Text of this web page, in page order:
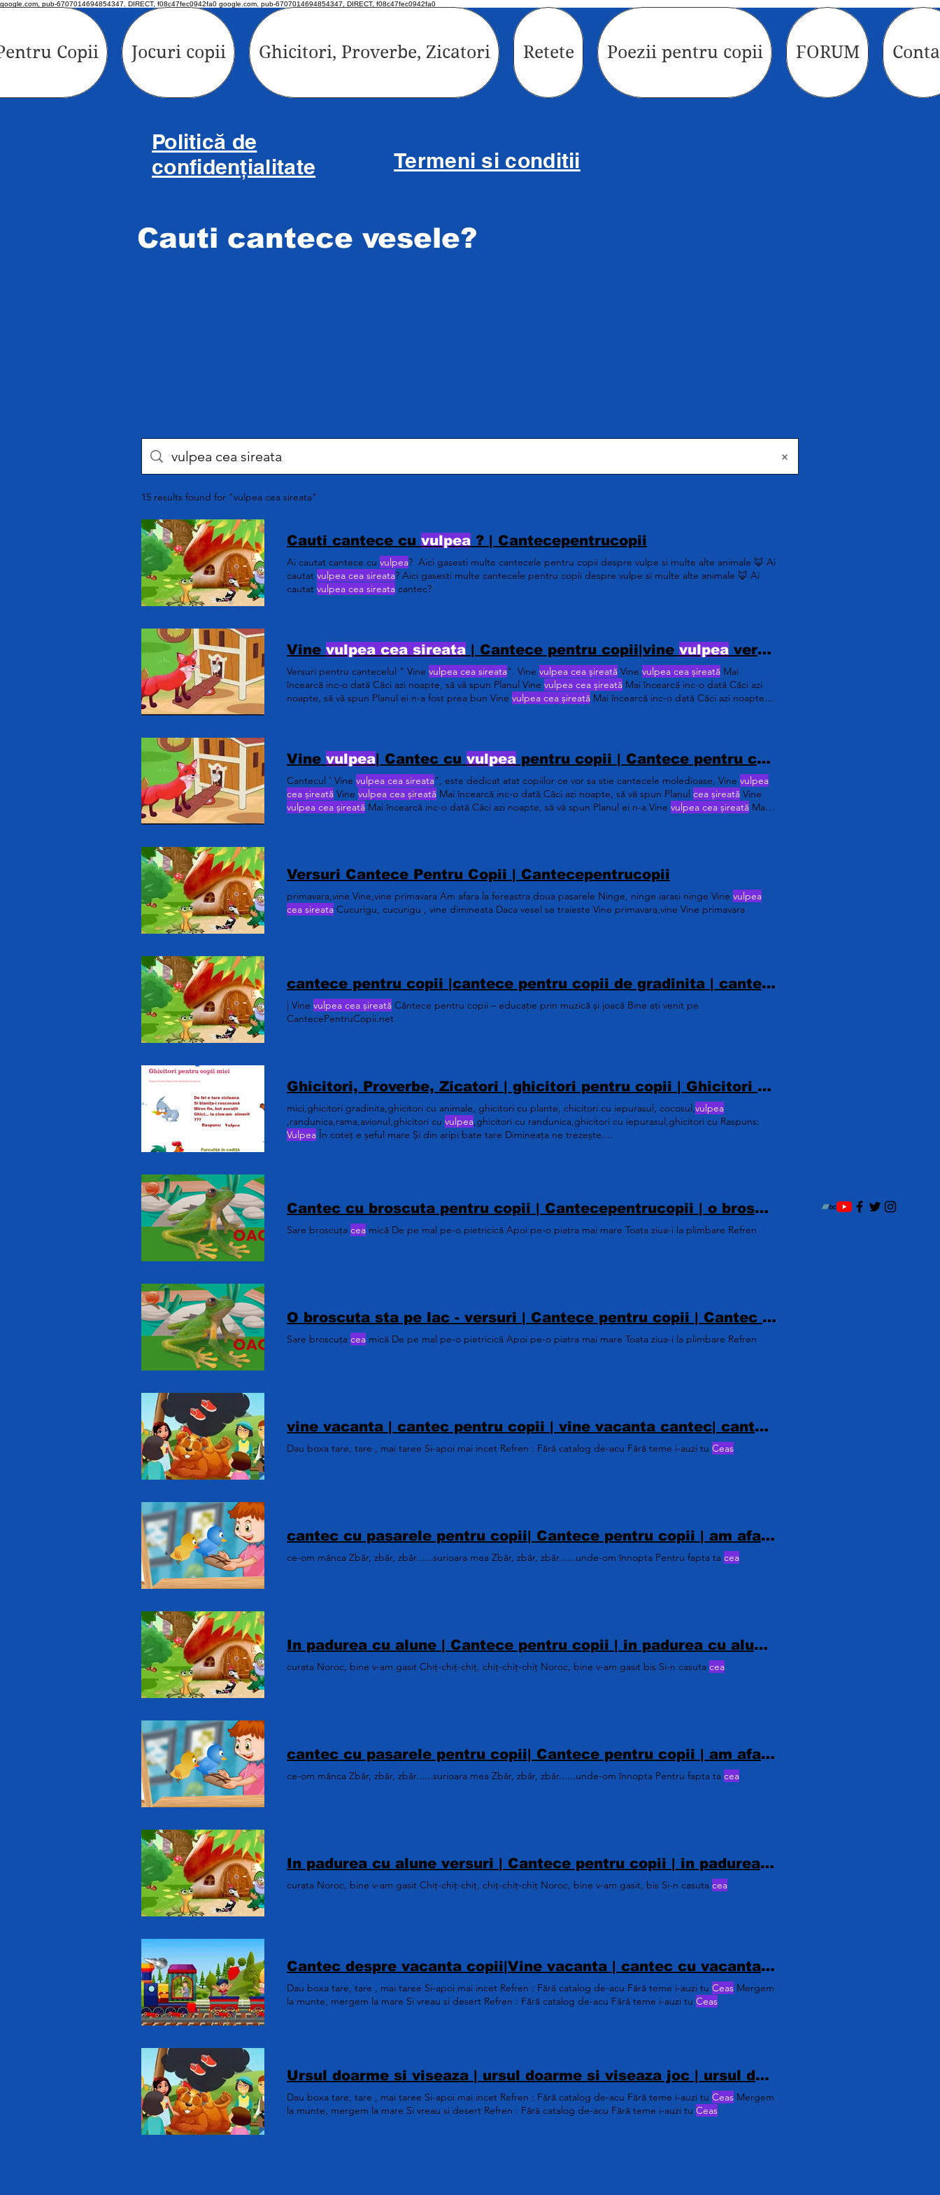
google.com, pub-6707014694854347, DIRECT, f08c47fec0942fa0 google.com, pub-6707014694854347, DIRECT, f08c47fec0942fa0
Copii Jocuri copii Ghicitori, Proverbe, Zicatori Retete Poezii pentru copii FORUM
Politică de
confidențialitate
Termeni si conditii
Cauti cantece vesele?
15 results found for "vulpea cea sireata"
Cauti cantece cu vulpea ? | Cantecepentrucopii
Ai cautat cantece cu vulpea? Aici gasesti multe cantecele pentru copii despre vulpe si multe alte animale 🦊 Ai
cautat vulpea cea sireata? Aici gasesti multe cantecele pentru copii despre vulpe si multe alte animale 🦊 Ai
cautat vulpea cea sireata cantec?
Vine vulpea cea sireata | Cantece pentru copii|vine vulpea versuri|vine
Versuri pentru cantecelul " Vine vulpea cea sireata". Vine vulpea cea șireată Vine vulpea cea șireată Mai
încearcă inc-o dată Căci azi noapte, să vă spun Planul Vine vulpea cea șireată Mai încearcă inc-o dată Căci azi
noapte, să vă spun Planul ei n-a fost prea bun Vine vulpea cea șireată Mai încearcă inc-o dată Căci azi noapte,
Vine vulpea| Cantec cu vulpea pentru copii | Cantece pentru copii | vine
Cantecul ' Vine vulpea cea sireata", este dedicat atat copiilor ce vor sa stie cantecele moledioase, Vine vulpea
cea șireată Vine vulpea cea șireată Mai încearcă inc-o dată Căci azi noapte, să vă spun Planul cea șireată Vine
vulpea cea șireată Mai încearcă inc-o dată Căci azi noapte, să vă spun Planul ei n-a Vine vulpea cea șireată Mai
Versuri Cantece Pentru Copii | Cantecepentrucopii
primavara,vine Vine,vine primavara Am afara la fereastra doua pasarele Ninge, ninge iarasi ninge Vine vulpea
cea sireata Cucurigu, cucurigu , vine dimineata Daca vesel se traieste Vine primavara,vine Vine primavara
cantece pentru copii |cantece pentru copii de gradinita | cantece pentru copii versuri | Cantece pentru copii youtube | Cantece pentru copii in limba romana | cantece pt copii | cantece serbare
| Vine vulpea cea șireată Cântece pentru copii – educație prin muzică și joacă Bine ați venit pe
CantecePentruCopii.net
Ghicitori, Proverbe, Zicatori | ghicitori pentru copii | Ghicitori pentru copii mici | ghicitori cu raspuns | ghicitori cu animale | ghicitori cu fructe|ghicitori pentru copii de gradinita
mici,ghicitori gradinita,ghicitori cu animale, ghicitori cu plante, chicitori cu iepurasul, cocosul,vulpea
,randunica,rama,avionul,ghicitori cu vulpea,ghicitori cu randunica,ghicitori cu iepurasul,ghicitori cu Raspuns:
Vulpea În coteț e șeful mare Și din aripi bate tare Dimineața ne trezește....
Cantec cu broscuta pentru copii | Cantecepentrucopii | o broscuta sta pe lac | o broscuta sta pe lac versuri | versuri o broscuta sta pe lac | cantec cu broasca | cantec cu broscute |
Sare broscuța cea mică De pe mal pe-o pietricică Apoi pe-o piatra mai mare Toata ziua-i la plimbare Refren
O broscuta sta pe lac - versuri | Cantece pentru copii | Cantec cu broscuta | o broscuta sta pe lac| o broscuta sta pe lac oac oac| o broscuță mititica |o broscuta sta lac |oac oac
Sare broscuța cea mică De pe mal pe-o pietricică Apoi pe-o piatra mai mare Toata ziua-i la plimbare Refren
vine vacanta | cantec pentru copii | vine vacanta cantec| cantec cu vacanta pentru copii| cantec vacanta de vara | cantec de vacanta clasa 1 | cantec vacanta mare | vacanta | mare|cantec|melodie
Dau boxa tare, tare , mai taree Si-apoi mai incet Refren : Fără catalog de-acu Fără teme i-auzi tu Ceas
cantec cu pasarele pentru copii| Cantece pentru copii | am afara la fereastra| am afara la fereastra doua pasarele cantec|versuri cantece educative|cantece edecative pentru copii versuri|
ce-om mânca Zbâr, zbâr, zbâr......surioara mea Zbâr, zbâr, zbâr......unde-om înnopta Pentru fapta ta cea
In padurea cu alune | Cantece pentru copii | in padurea cu alune versuri | in padurea cu alune cantec | versuri in padurea cu alune | în pădurea cu alune aveau casă doi pitici | cantec cu pitici
curata Noroc, bine v-am gasit Chiț-chiț-chiț, chiț-chiț-chiț Noroc, bine v-am gasit bis Si-n casuta cea
cantec cu pasarele pentru copii| Cantece pentru copii | am afara la fereastra doua pasarele | cantec cu pasarele versuri | cantec cu pesarele pentru copii | canterce pentru serbare
ce-om mânca Zbâr, zbâr, zbâr......surioara mea Zbâr, zbâr, zbâr......unde-om înnopta Pentru fapta ta cea
In padurea cu alune versuri | Cantece pentru copii | in padurea cu alune | in padurea cu alune cantec | versuri in padurea cu alune | in padurea cu alune aveau casa doi pitici |
curata Noroc, bine v-am gasit Chiț-chiț-chiț, chiț-chiț-chiț Noroc, bine v-am gasit, bis Si-n casuta cea
Cantec despre vacanta copii|Vine vacanta | cantec cu vacanta mare|versuri cantec vacanta|vacanta mare| cantec vacanta de vara|
Dau boxa tare, tare , mai taree Si-apoi mai incet Refren : Fără catalog de-acu Fără teme i-auzi tu Ceas Mergem
la munte, mergem la mare Si vreau si desert Refren : Fără catalog de-acu Fără teme i-auzi tu Ceas
Ursul doarme si viseaza | ursul doarme si viseaza joc | ursul doarme si viseaza ca papucii lui danseaza | ursul doarme si viseaza ca papucii lui danseaza versuri | ursul doarme și visează versuri
Dau boxa tare, tare , mai taree Si-apoi mai incet Refren : Fără catalog de-acu Fără teme i-auzi tu Ceas Mergem
la munte, mergem la mare Si vreau si desert Refren : Fără catalog de-acu Fără teme i-auzi tu Ceas